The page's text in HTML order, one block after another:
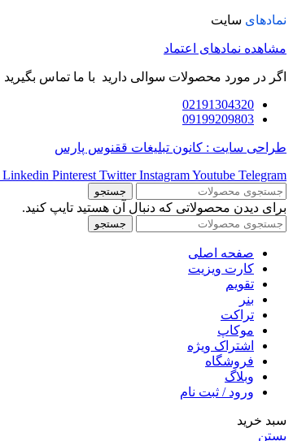
نمادهای سایت
مشاهده نمادهای اعتماد
اگر در مورد محصولات سوالی دارید با ما تماس بگیرید
02191304320
09199209803
طراحی سایت : کانون تبلیغات ققنوس پارس
Linkedin Pinterest Twitter InstagramYoutube Telegram
جستجو
برای دیدن محصولاتی که دنبال آن هستید تایپ کنید.
جستجو
صفحه اصلی
کارت ویزیت
تقویم
بنر
تراکت
موکاپ
اشتراک ویژه
فروشگاه
وبلاگ
ورود / ثبت نام
سبد خرید
بستن